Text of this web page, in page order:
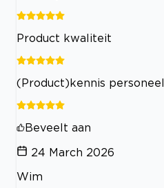
Product kwaliteit
(Product)kennis personeel
Beveelt aan
24 March 2026
Wim